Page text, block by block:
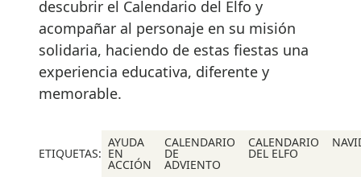
descubrir el Calendario del Elfo y
acompañar al personaje en su misión
solidaria, haciendo de estas fiestas una
experiencia educativa, diferente y
memorable.
ETIQUETAS:
AYUDA
EN
ACCIÓN
CALENDARIO
DE
ADVIENTO
CALENDARIO
DEL ELFO